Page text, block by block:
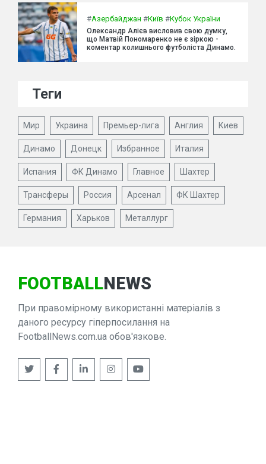
#Азербайджан #Київ #Кубок України
Олександр Алієв висловив свою думку,
що Матвій Пономаренко не є зіркою -
коментар колишнього футболіста Динамо.
Теги
Мир Украина Премьер-лига Англия Киев
Динамо Донецк Избранное Италия
Испания ФК Динамо Главное Шахтер
Трансферы Россия Арсенал ФК Шахтер
Германия Харьков Металлург
FOOTBALLNEWS
При правомірному використанні матеріалів з
даного ресурсу гіперпосилання на
FootballNews.com.ua обов'язкове.